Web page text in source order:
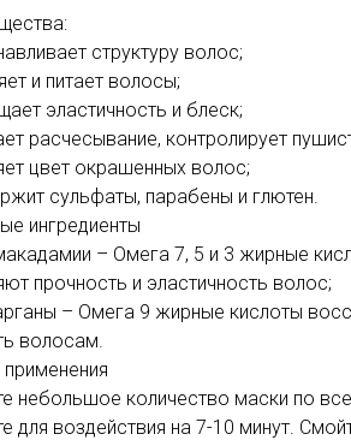
структуру волос;
и питает волосы;
эластичность и блеск;
расчесывание, контролирует
цвет окрашенных волос;
сульфаты, парабены и глютен.
ингредиенты
– Омега 7, 5 и 3 жирные
прочность и эластичность волос;
– Омега 9 жирные кислоты
волосам.
небольшое количество маски по
для воздействия на 7-10 минут.